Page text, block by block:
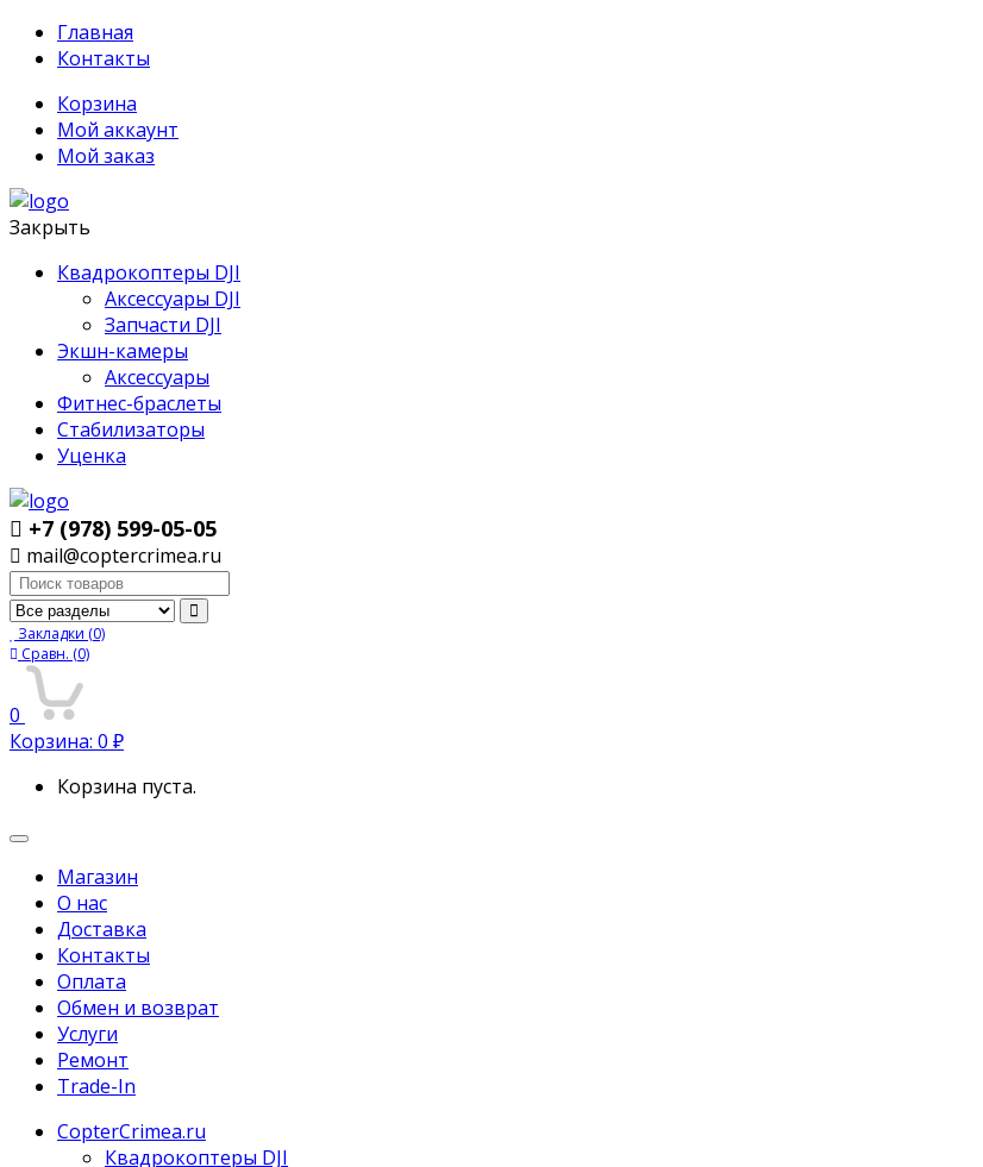
Главная
Контакты
Корзина
Мой аккаунт
Мой заказ
Закрыть
Квадрокоптеры DJI
Аксессуары DJI
Запчасти DJI
Экшн-камеры
Аксессуары
Фитнес-браслеты
Стабилизаторы
Уценка
+7 (978) 599-05-05
mail@coptercrimea.ru
Поиск:
Закладки (0)
Сравн. (0)
0
Корзина: 0 ₽
Корзина пуста.
Переключить
Магазин
О нас
Доставка
Контакты
Оплата
Обмен и возврат
Услуги
Ремонт
Trade-In
CopterCrimea.ru
Квадрокоптеры DJI